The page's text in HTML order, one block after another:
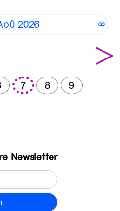
2026
>
7 8 9
Newsletter